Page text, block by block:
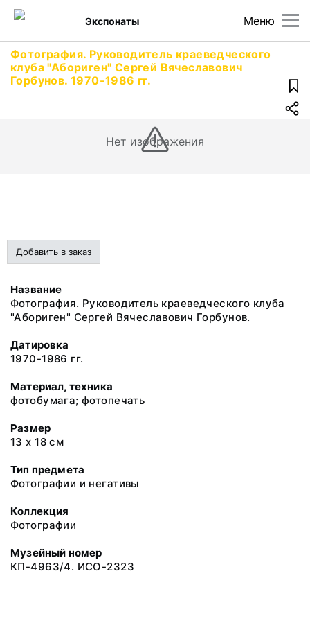
Меню
Экспонаты
Фотография. Руководитель краеведческого
клуба "Абориген" Сергей Вячеславович
Горбунов. 1970-1986 гг.
Нет изображения
Добавить в заказ
Название
Фотография. Руководитель краеведческого клуба
"Абориген" Сергей Вячеславович Горбунов.
Датировка
1970-1986 гг.
Материал, техника
фотобумага; фотопечать
Размер
13 х 18 см
Тип предмета
Фотографии и негативы
Коллекция
Фотографии
Музейный номер
КП-4963/4. ИСО-2323